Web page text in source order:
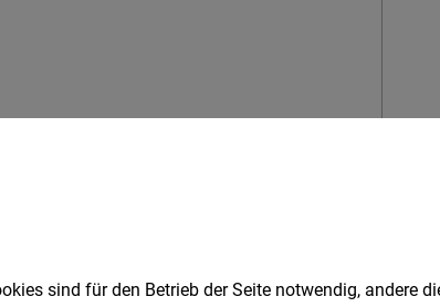
sind für den Betrieb der Seite notwendig, andere